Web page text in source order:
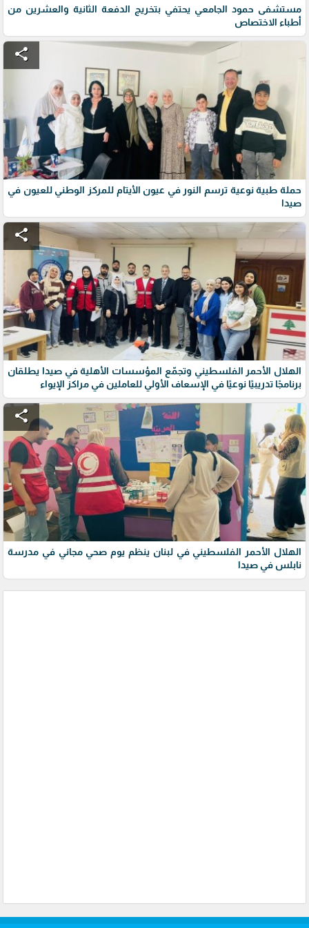
مستشفى حمود الجامعي يحتفي بتخريج الدفعة الثانية والعشرين من
أطباء الاختصاص
share
حملة طبية نوعية ترسم النور في عيون الأيتام للمركز الوطني للعيون في
صيدا
share
الهلال الأحمر الفلسطيني وتجمّع المؤسسات الأهلية في صيدا يطلقان
برنامجًا تدريبيًا نوعيًا في الإسعاف الأولي للعاملين في مراكز الإيواء
share
الهلال الأحمر الفلسطيني في لبنان ينظم يوم صحي مجاني في مدرسة
نابلس في صيدا